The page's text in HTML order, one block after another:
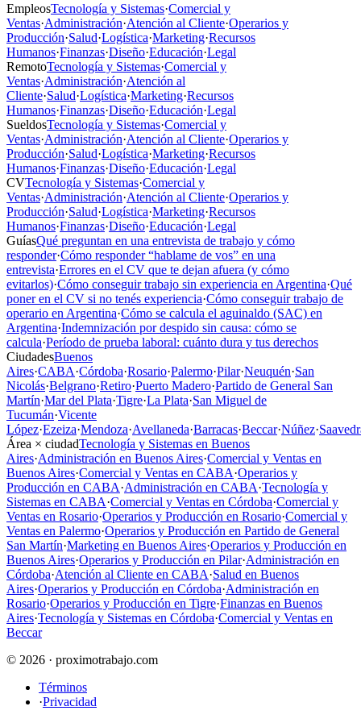
EmpleosTecnología y Sistemas·Comercial y
Ventas·Administración·Atención al Cliente·Operarios y
Producción·Salud·Logística·Marketing·Recursos
Humanos·Finanzas·Diseño·Educación·Legal
RemotoTecnología y Sistemas·Comercial y
Ventas·Administración·Atención al
Cliente·Salud·Logística·Marketing·Recursos
Humanos·Finanzas·Diseño·Educación·Legal
SueldosTecnología y Sistemas·Comercial y
Ventas·Administración·Atención al Cliente·Operarios y
Producción·Salud·Logística·Marketing·Recursos
Humanos·Finanzas·Diseño·Educación·Legal
CVTecnología y Sistemas·Comercial y
Ventas·Administración·Atención al Cliente·Operarios y
Producción·Salud·Logística·Marketing·Recursos
Humanos·Finanzas·Diseño·Educación·Legal
GuíasQué preguntan en una entrevista de trabajo y cómo
responder·Cómo responder “hablame de vos” en una
entrevista·Errores en el CV que te dejan afuera (y cómo
evitarlos)·Cómo conseguir trabajo sin experiencia en Argentina·Qué
poner en el CV si no tenés experiencia·Cómo conseguir trabajo de
operario en Argentina·Cómo se calcula el aguinaldo (SAC) en
Argentina·Indemnización por despido sin causa: cómo se
calcula·Período de prueba laboral: cuánto dura y tus derechos
CiudadesBuenos
Aires·CABA·Córdoba·Rosario·Palermo·Pilar·Neuquén·San
Nicolás·Belgrano·Retiro·Puerto Madero·Partido de General San
Martín·Mar del Plata·Tigre·La Plata·San Miguel de
Tucumán·Vicente
López·Ezeiza·Mendoza·Avellaneda·Barracas·Beccar·Núñez·
Área × ciudadTecnología y Sistemas en Buenos
Aires·Administración en Buenos Aires·Comercial y Ventas en
Buenos Aires·Comercial y Ventas en CABA·Operarios y
Producción en CABA·Administración en CABA·Tecnología y
Sistemas en CABA·Comercial y Ventas en Córdoba·Comercial y
Ventas en Rosario·Operarios y Producción en Rosario·Comercial y
Ventas en Palermo·Operarios y Producción en Partido de General
San Martín·Marketing en Buenos Aires·Operarios y Producción en
Buenos Aires·Operarios y Producción en Pilar·Administración en
Córdoba·Atención al Cliente en CABA·Salud en Buenos
Aires·Operarios y Producción en Córdoba·Administración en
Rosario·Operarios y Producción en Tigre·Finanzas en Buenos
Aires·Tecnología y Sistemas en Córdoba·Comercial y Ventas en
Beccar
© 2026 · proximotrabajo.com
Términos
·Privacidad